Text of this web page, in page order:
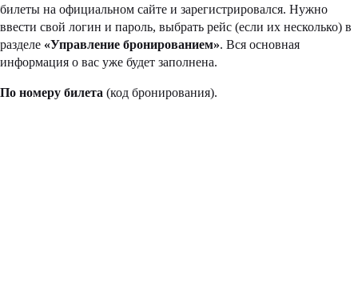
билеты на официальном сайте и зарегистрировался. Нужно
ввести свой логин и пароль, выбрать рейс (если их несколько) в
разделе «Управление бронированием». Вся основная
информация о вас уже будет заполнена.
По номеру билета (код бронирования).